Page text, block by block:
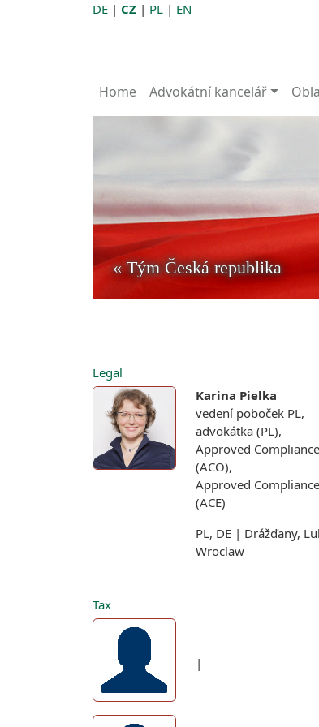
DE | CZ | PL | EN
Home Advokátní kancelář
« Tým Česká republika
Legal
Karina Pielka
vedení poboček PL,
advokátka (PL),
Approved
(ACO),
Approved
(ACE)
PL, DE | Drážďany,
Wroclaw
Tax
|